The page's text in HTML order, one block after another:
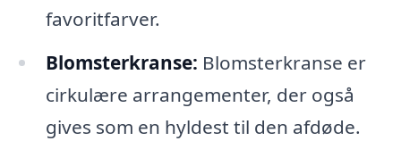
favoritfarver.
Blomsterkranse: Blomsterkranse er
cirkulære arrangementer, der også
gives som en hyldest til den afdøde.